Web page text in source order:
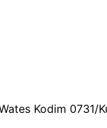
Kodim